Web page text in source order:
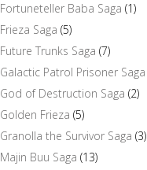
Fortuneteller Baba Saga (1)
Frieza Saga (5)
Future Trunks Saga (7)
Galactic Patrol Prisoner Saga
God of Destruction Saga (2)
Golden Frieza (5)
Granolla the Survivor Saga (3)
Majin Buu Saga (13)